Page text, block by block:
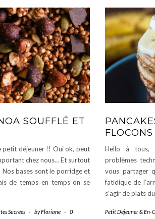
SOUFFLÉ ET
petit déjeuner !! Oui ok, peut
chez nous… Et surtout
Nos bases sont le porridge et
de temps en temps on se
Sucrées - byFloriane -
0
Hello à tous,
problèmes
vous partager
fatidique de
s’agir de plats
Petit Déjeuner & En-